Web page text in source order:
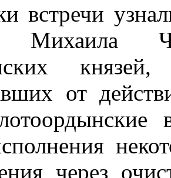
встречи
Михаила
от
через